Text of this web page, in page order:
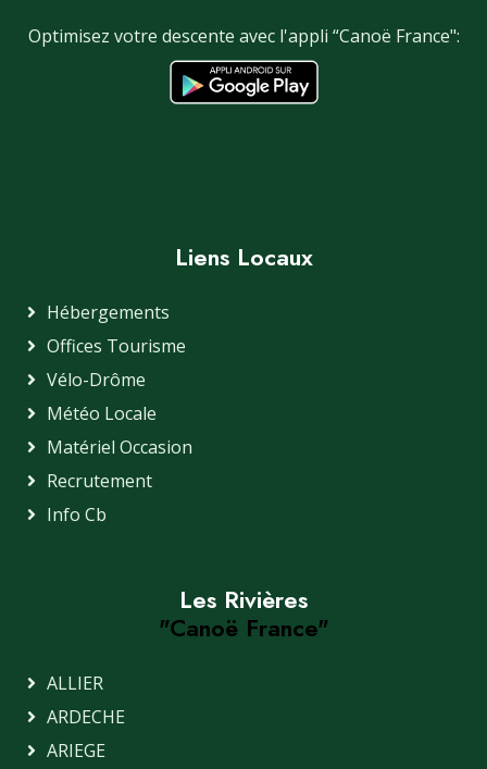
Optimisez votre descente avec l'appli “Canoë France":
Liens Locaux
Hébergements
Offices Tourisme
Vélo-Drôme
Météo Locale
Matériel Occasion
Recrutement
Info Cb
Les Rivières
"Canoë France"
ALLIER
ARDECHE
ARIEGE